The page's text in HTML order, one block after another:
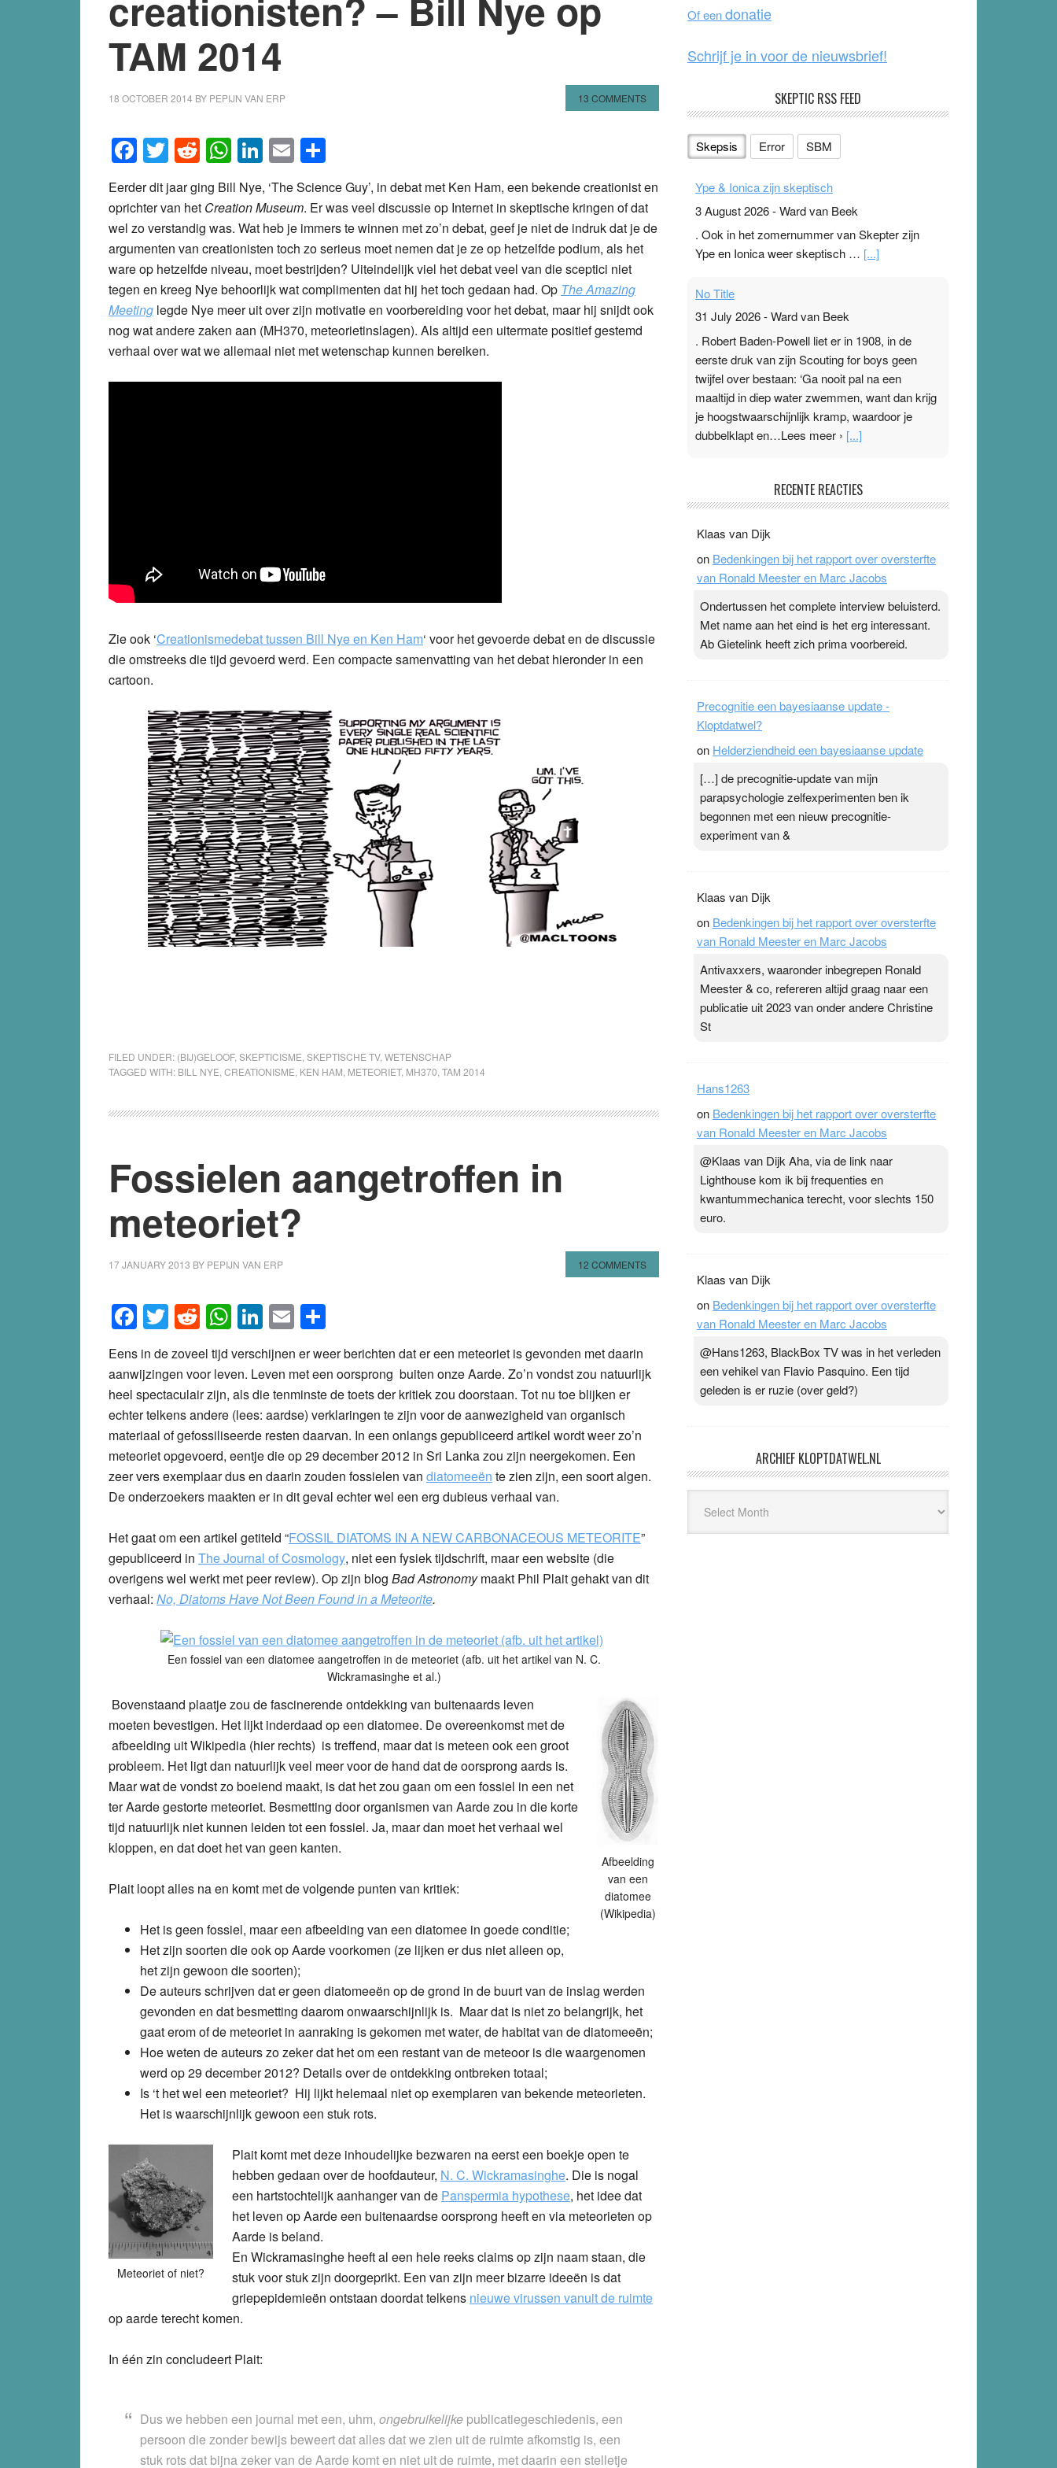
TAM 2014
18 OCTOBER 2014 BY PEPIJN VAN ERP 13 COMMENTS
Facebook
Twitter
Reddit
WhatsApp
LinkedIn
Email
Eerder dit jaar ging Bill Nye, ‘The Science Guy’, in debat met Ken Ham, een bekende creationist en
oprichter van het Creation Museum. Er was veel discussie op Internet in skeptische kringen of dat
wel zo verstandig was. Wat heb je immers te winnen met zo’n debat, geef je niet de indruk dat je de
argumenten van creationisten toch zo serieus moet nemen dat je ze op hetzelfde podium, als het
ware op hetzelfde niveau, moet bestrijden? Uiteindelijk viel het debat veel van die sceptici niet
tegen en kreeg Nye behoorlijk wat complimenten dat hij het toch gedaan had. Op The Amazing
Meeting legde Nye meer uit over zijn motivatie en voorbereiding voor het debat, maar hij snijdt ook
nog wat andere zaken aan (MH370, meteorietinslagen). Als altijd een uitermate positief gestemd
verhaal over wat we allemaal niet met wetenschap kunnen bereiken.
Zie ook ‘Creationismedebat tussen Bill Nye en Ken Ham‘ voor het gevoerde debat en de discussie
die omstreeks die tijd gevoerd werd. Een compacte samenvatting van het debat hieronder in een
cartoon.
FILED UNDER: (BIJ)GELOOF, SKEPTICISME SKEPTISCHE TV, WETENSCHAP
TAGGED WITH: BILL NYE CREATIONISME KEN HAM METEORIET, MH370 TAM 2014
Fossielen aangetroffen in
meteoriet?
17 JANUARY 2013 BY PEPIJN VAN ERP 12 COMMENTS
Facebook
Twitter
Reddit
WhatsApp
LinkedIn
Email
Eens in de zoveel tijd verschijnen er weer berichten dat er een meteoriet is gevonden met daarin
aanwijzingen voor leven. Leven met een oorsprong buiten onze Aarde. Zo’n vondst zou natuurlijk
heel spectaculair zijn, als die tenminste de toets der kritiek zou doorstaan. Tot nu toe blijken er
echter telkens andere (lees: aardse) verklaringen te zijn voor de aanwezigheid van organisch
materiaal of gefossiliseerde resten daarvan. In een onlangs gepubliceerd artikel wordt weer zo’n
meteoriet opgevoerd, eentje die op 29 december 2012 in Sri Lanka zou zijn neergekomen. Een
zeer vers exemplaar dus en daarin zouden fossielen van diatomeeën te zien zijn, een soort algen.
De onderzoekers maakten er in dit geval echter wel een erg dubieus verhaal van.
Het gaat om een artikel getiteld “FOSSIL DIATOMS IN A NEW CARBONACEOUS METEORITE”
gepubliceerd in The Journal of Cosmology, niet een fysiek tijdschrift, maar een website (die
overigens wel werkt met peer review). Op zijn blog Bad Astronomymaakt Phil Plait gehakt van dit
verhaal: No, Diatoms Have Not Been Found in a Meteorite.
Een fossiel van een diatomee aangetroffen in de meteoriet (afb. uit het artikel van N. C.
Wickramasinghe et al.)
Afbeelding
van een
diatomee
(Wikipedia)
Bovenstaand plaatje zou de fascinerende ontdekking van buitenaards leven
moeten bevestigen. Het lijkt inderdaad op een diatomee. De overeenkomst met de
afbeelding uit Wikipedia (hier rechts) is treffend, maar dat is meteen ook een groot
probleem. Het ligt dan natuurlijk veel meer voor de hand dat de oorsprong aards is.
Maar wat de vondst zo boeiend maakt, is dat het zou gaan om een fossiel in een net
ter Aarde gestorte meteoriet. Besmetting door organismen van Aarde zou in die korte
tijd natuurlijk niet kunnen leiden tot een fossiel. Ja, maar dan moet het verhaal wel
kloppen, en dat doet het van geen kanten.
Plait loopt alles na en komt met de volgende punten van kritiek:
Het is geen fossiel, maar een afbeelding van een diatomee in goede conditie;
Het zijn soorten die ook op Aarde voorkomen (ze lijken er dus niet alleen op,
het zijn gewoon die soorten);
De auteurs schrijven dat er geen diatomeeën op de grond in de buurt van de inslag werden
gevonden en dat besmetting daarom onwaarschijnlijk is. Maar dat is niet zo belangrijk, het
gaat erom of de meteoriet in aanraking is gekomen met water, de habitat van de diatomeeën;
Hoe weten de auteurs zo zeker dat het om een restant van de meteoor is die waargenomen
werd op 29 december 2012? Details over de ontdekking ontbreken totaal;
Is ‘t het wel een meteoriet? Hij lijkt helemaal niet op exemplaren van bekende meteorieten.
Het is waarschijnlijk gewoon een stuk rots.
Meteoriet of niet?
Plait komt met deze inhoudelijke bezwaren na eerst een boekje open te
hebben gedaan over de hoofdauteur, N. C. Wickramasinghe. Die is nogal
een hartstochtelijk aanhanger van de Panspermia hypothese, het idee dat
het leven op Aarde een buitenaardse oorsprong heeft en via meteorieten op
Aarde is beland.
En Wickramasinghe heeft al een hele reeks claims op zijn naam staan, die
stuk voor stuk zijn doorgeprikt. Een van zijn meer bizarre ideeën is dat
griepepidemieën ontstaan doordat telkens nieuwe virussen vanuit de ruimte
op aarde terecht komen.
In één zin concludeert Plait:
Dus we hebben een journal met een, uhm, ongebruikelijke publicatiegeschiedenis, een
persoon die zonder bewijs beweert dat alles dat we zien uit de ruimte afkomstig is, een
stuk rots dat bijna zeker van de Aarde komt en niet uit de ruimte, met daarin een stelletje
k
Of eendonatie
Schrijf je in voor de nieuwsbrief!
SKEPTIC RSS FEED
Skepsis Error SBM
Ype & Ionica zijn skeptisch
3 August 2026-Ward van Beek
. Ook in het zomernummer van Skepter zijn
Ype en Ionica weer skeptisch … [...]
No Title
31 July 2026-Ward van Beek
. Robert Baden-Powell liet er in 1908, in de
eerste druk van zijn Scouting for boys geen
twijfel over bestaan: ‘Ga nooit pal na een
maaltijd in diep water zwemmen, want dan krijg
je hoogstwaarschijnlijk kramp, waardoor je
dubbelklapt en…Lees meer › [...]
Ward van Beek
topsporters. Ze hopen ermee hun hartslag te
verlagen terwijl ze meer zuurstof opnemen.
Daarop heeft zo’n pleister geen effect. Maar het
zijn. Door…Lees meer Pleisterplakkers in de
topspsort › [...]
RECENTE REACTIES
Klaas van Dijk
on Bedenkingen bij het rapport over oversterfte
van Ronald Meester en Marc Jacobs
Ondertussen het complete interview beluisterd.
Met name aan het eind is het erg interessant.
Ab Gietelink heeft zich prima voorbereid.
Precognitie een bayesiaanse update -
Kloptdatwel?
on Helderziendheid een bayesiaanse update
[…] de precognitie-update van mijn
parapsychologie zelfexperimenten ben ik
begonnen met een nieuw precognitie-
experiment van &
Klaas van Dijk
on Bedenkingen bij het rapport over oversterfte
van Ronald Meester en Marc Jacobs
Antivaxxers, waaronder inbegrepen Ronald
Meester & co, refereren altijd graag naar een
publicatie uit 2023 van onder andere Christine
St
Hans1263
on Bedenkingen bij het rapport over oversterfte
van Ronald Meester en Marc Jacobs
@Klaas van Dijk Aha, via de link naar
Lighthouse kom ik bij frequenties en
kwantummechanica terecht, voor slechts 150
euro.
Klaas van Dijk
on Bedenkingen bij het rapport over oversterfte
van Ronald Meester en Marc Jacobs
@Hans1263, BlackBox TV was in het verleden
een vehikel van Flavio Pasquino. Een tijd
geleden is er ruzie (over geld?)
ARCHIEF KLOPTDATWEL.NL
Kloptdatwel.nl